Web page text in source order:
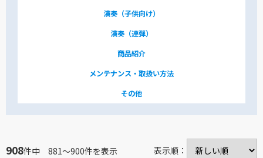
演奏（子供向け）
演奏（連弾）
商品紹介
メンテナンス・取扱い方法
その他
908件中 881～900件を表示 表示順：